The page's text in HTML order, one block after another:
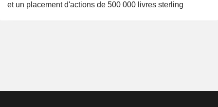
et un placement d'actions de 500 000 livres sterling